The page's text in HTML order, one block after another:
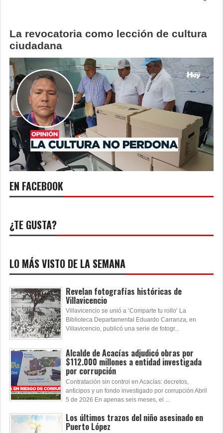
La revocatoria como lección de cultura
ciudadana
EN FACEBOOK
¿TE GUSTA?
LO MÁS VISTO DE LA SEMANA
Revelan fotografías históricas de
Villavicencio
Villavicencio se unió a ‘Comparte tu rollo’ La
Biblioteca Departamental Eduardo Carranza, en
Villavicencio, publicó una serie de fotogr...
Alcalde de Acacías adjudicó obras por
$112.000 millones a entidad investigada
por corrupción
Contratación sin control en Acacías: decretos,
anticipos y un fondo investigado por corrupción Abril
5 de 2026 En apenas seis meses, el ...
Los últimos trazos del niño asesinado en
Puerto López